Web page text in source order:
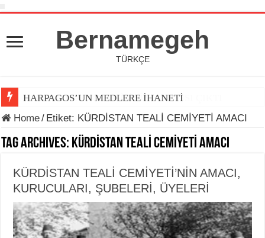
Bernamegeh
TÜRKÇE
HARPAGOS’UN MEDLERE İHANETİ
Home/ Etiket: KÜRDİSTAN TEALİ CEMİYETİ AMACI
Tag Archives: KÜRDİSTAN TEALİ CEMİYETİ AMACI
KÜRDİSTAN TEALİ CEMİYETİ’NİN AMACI,
KURUCULARI, ŞUBELERİ, ÜYELERİ